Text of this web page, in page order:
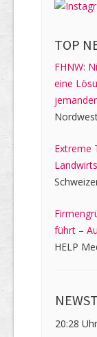
TOP
FHNW:
eine
Extreme
führt –
HELP
20:28 Uhr